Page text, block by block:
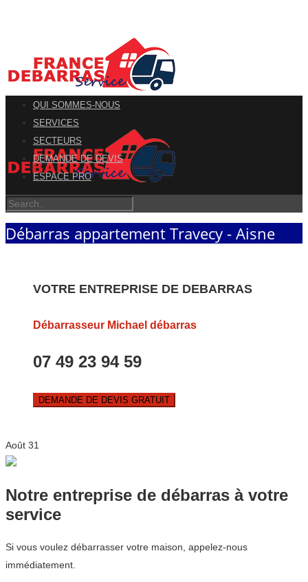
QUI SOMMES-NOUS
SERVICES
SECTEURS
DEMANDE DE DEVIS
ESPACE PRO
Débarras appartement Travecy - Aisne
VOTRE ENTREPRISE DE DEBARRAS
Débarrasseur Michael débarras
07 49 23 94 59
DEMANDE DE DEVIS GRATUIT
Août 31
Notre entreprise de débarras à votre
service
Si vous voulez débarrasser votre maison, appelez-nous
immédiatement.